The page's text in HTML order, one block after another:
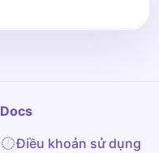
Docs
Điều khoản sử dụng